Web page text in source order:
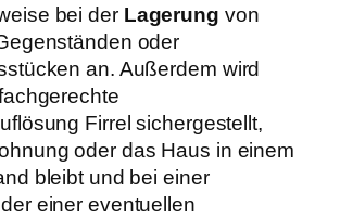
bei der Lagerung von
oder
an. Außerdem wird
Firrel sichergestellt,
oder das Haus in einem
bleibt und bei einer
einer eventuellen